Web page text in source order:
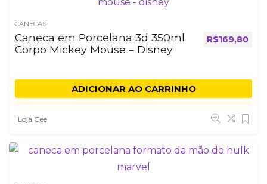
CANECAS
Caneca em Porcelana 3d 350ml
Corpo Mickey Mouse – Disney
R$169,80
ADICIONAR AO CARRINHO
Loja Gee